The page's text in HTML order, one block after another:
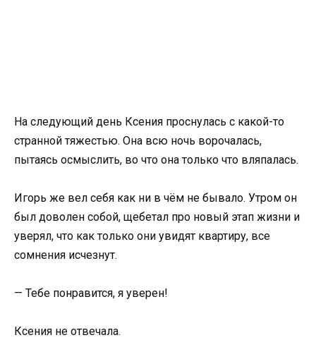
На следующий день Ксения проснулась с какой-то
странной тяжестью. Она всю ночь ворочалась,
пытаясь осмыслить, во что она только что вляпалась.
Игорь же вел себя как ни в чём не бывало. Утром он
был доволен собой, щебетал про новый этап жизни и
уверял, что как только они увидят квартиру, все
сомнения исчезнут.
— Тебе понравится, я уверен!
Ксения не отвечала.